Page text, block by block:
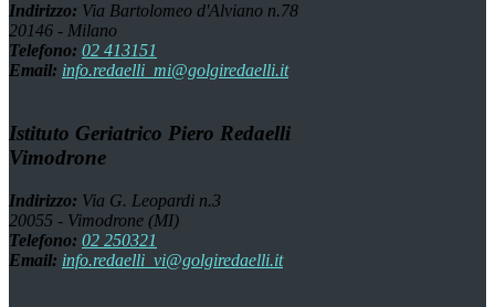
Indirizzo: Via Bartolomeo d'Alviano n.78
20146 - Milano
Telefono: 02 413151
Email: info.redaelli_mi@golgiredaelli.it
Istituto Geriatrico Piero Redaelli
Vimodrone
Indirizzo: Via G. Leopardi n.3
20055 - Vimodrone (MI)
Telefono: 02 250321
Email: info.redaelli_vi@golgiredaelli.it